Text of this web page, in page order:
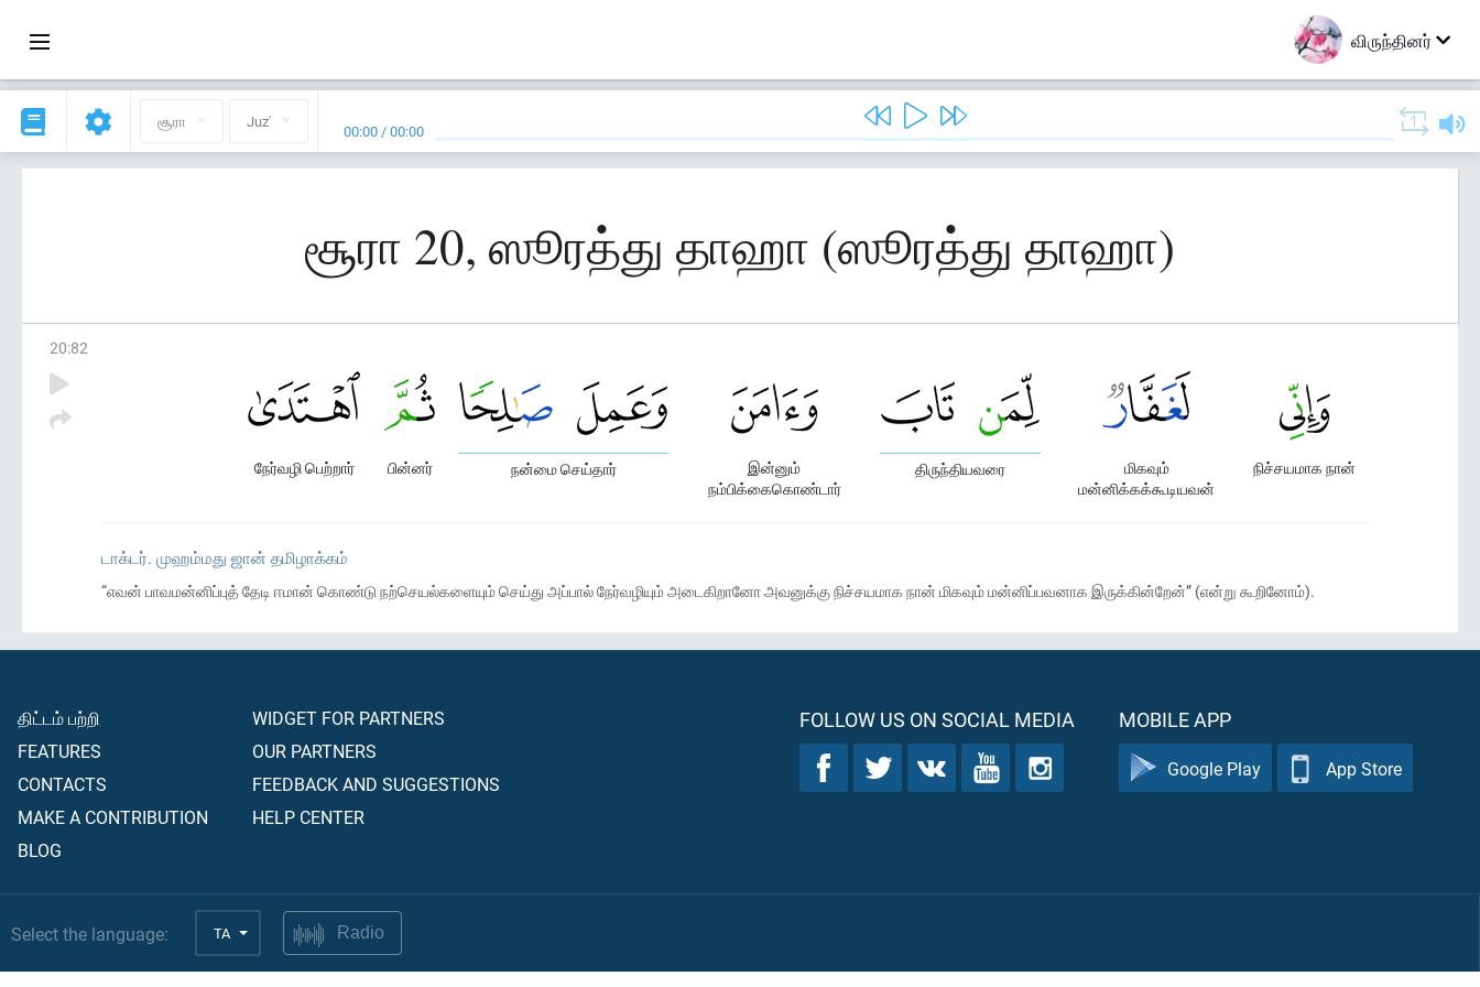
விருந்தினர்
சூரா Juz' 00:00 /00:00
சூரா 20, ஸூரத்து தாஹா (ஸூரத்து தாஹா)
20:82
நிச்சயமாக நான்
மிகவும்
மன்னிக்கக்கூடியவன்
திருந்தியவரை
இன்னும்
நம்பிக்கைகொண்டார்
நன்மை செய்தார்
பின்னர்
நேர்வழி பெற்றார்
டாக்டர். முஹம்மது ஜான் தமிழாக்கம்
“எவன் பாவமன்னிப்புத் தேடி ஈமான் கொண்டு நற்செயல்களையும் செய்து அப்பால் நேர்வழியும் அடைகிறானோ அவனுக்கு நிச்சயமாக நான் மிகவும் மன்னிப்பவனாக இருக்கின்றேன்” (என்று கூறினோம்).
திட்டம் பற்றி
FEATURES
CONTACTS
MAKE A CONTRIBUTION
BLOG
WIDGET FOR PARTNERS
OUR PARTNERS
FEEDBACK AND SUGGESTIONS
HELP CENTER
FOLLOW US ON SOCIAL MEDIA MOBILE APP
Google Play App Store
Select the language: TA Radio